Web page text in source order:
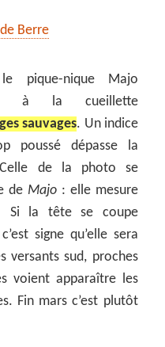
Berre
pique-nique Majo
à la cueillette
sauvages. Un indice
poussé dépasse la
Celle de la photo se
de Majo: elle mesure
Si la tête se coupe
signe qu’elle sera
versants sud, proches
voient apparaître les
Fin mars c’est plutôt